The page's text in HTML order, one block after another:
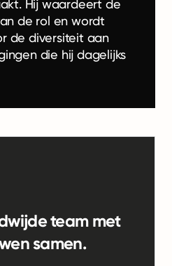
Hij waardeert de
de rol en wordt
de diversiteit aan
die hij dagelijks
team met
samen.